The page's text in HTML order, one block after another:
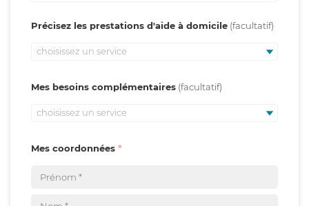
Précisez les prestations d'aide à domicile
choisissez un service
Mes besoins complémentaires
choisissez un service
Mes coordonnées